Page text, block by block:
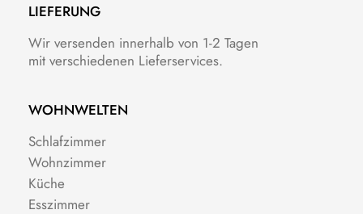
LIEFERUNG
Wir versenden innerhalb von 1-2 Tagen
mit verschiedenen Lieferservices.
WOHNWELTEN
Schlafzimmer
Wohnzimmer
Küche
Esszimmer